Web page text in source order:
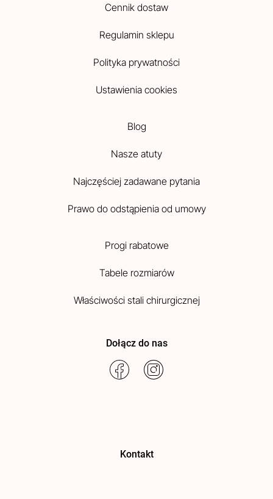
Cennik dostaw
Regulamin sklepu
Polityka prywatności
Ustawienia cookies
Blog
Nasze atuty
Najczęściej zadawane pytania
Prawo do odstąpienia od umowy
Progi rabatowe
Tabele rozmiarów
Właściwości stali chirurgicznej
Dołącz do nas
Kontakt